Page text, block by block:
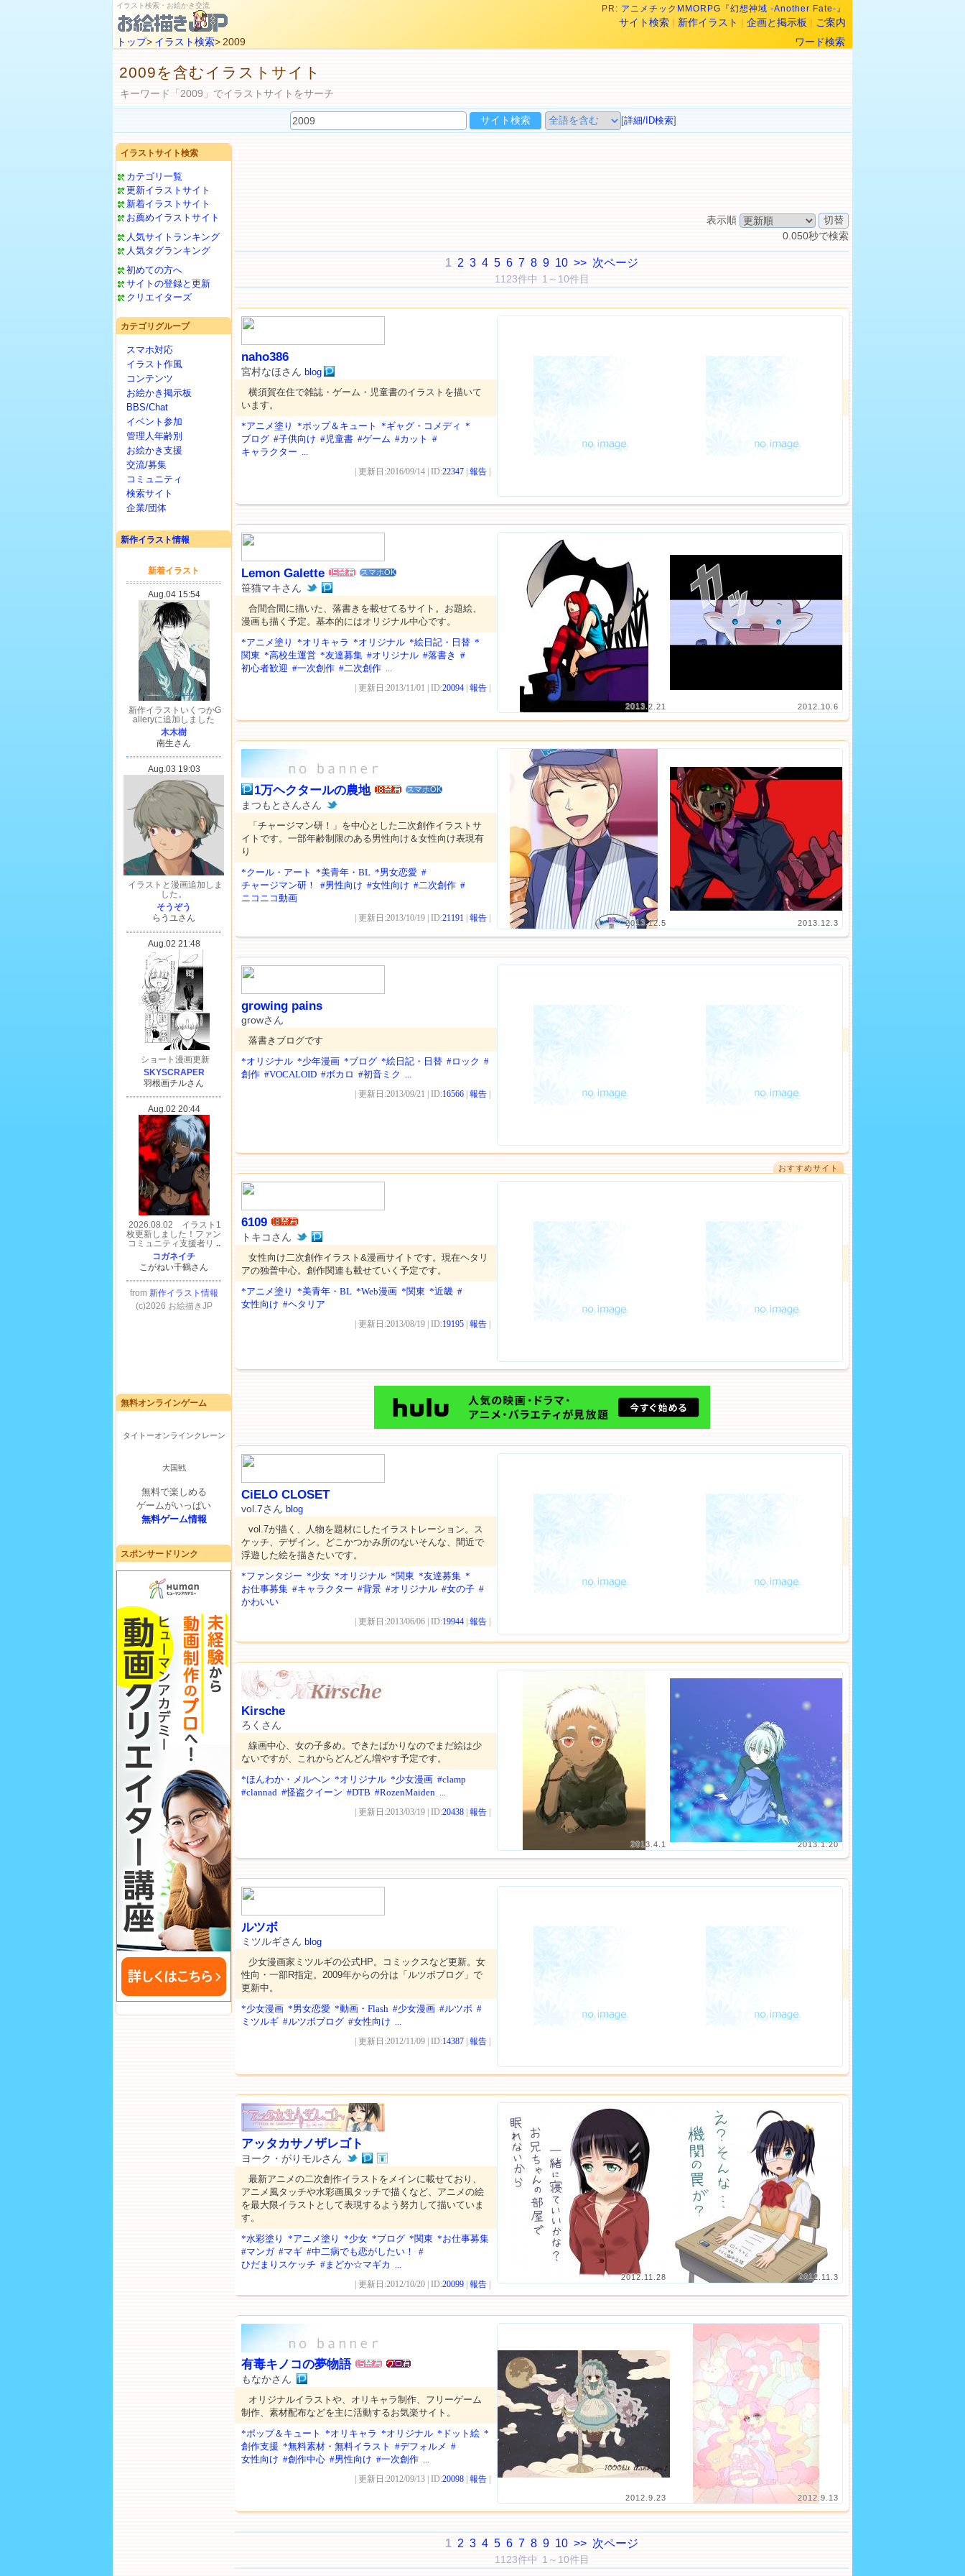
イラスト検索・お絵かき交流 PR: アニメチックMMORPG『幻想神域 -Another Fate-』
サイト検索 | 新作イラスト | 企画と掲示板 | ご案内
トップ> イラスト検索> 2009 ワード検索
2009を含むイラストサイト
キーワード「2009」でイラストサイトをサーチ
[詳細/ID検索]
イラストサイト検索
カテゴリ一覧
更新イラストサイト
新着イラストサイト
お薦めイラストサイト
人気サイトランキング
人気タグランキング
初めての方へ
サイトの登録と更新
クリエイターズ
カテゴリグループ
スマホ対応
イラスト作風
コンテンツ
お絵かき掲示板
BBS/Chat
イベント参加
管理人年齢別
お絵かき支援
交流/募集
コミュニティ
検索サイト
企業/団体
新作イラスト情報
無料オンラインゲーム
タイトーオンラインクレーン
大国戦
無料で楽しめる
ゲームがいっぱい
無料ゲーム情報
スポンサードリンク
表示順
0.050秒で検索
1 2 3 4 5 6 7 8 9 10 >> 次ページ
1123件中 1～10件目
naho386
宮村なほさん blog
横須賀在住で雑誌・ゲーム・児童書のイラストを描いて
います。
*アニメ塗り *ポップ＆キュート *ギャグ・コメディ *
ブログ #子供向け #児童書 #ゲーム #カット #
キャラクター ...
| 更新日:2016/09/14 | ID:22347 報告
2013.2.21 2012.10.6
Lemon Galette スマホOK
笹猫マキさん
合間合間に描いた、落書きを載せてるサイト。お題絵、
漫画も描く予定。基本的にはオリジナル中心です。
*アニメ塗り *オリキャラ *オリジナル *絵日記・日替 *
関東 *高校生運営 *友達募集 #オリジナル #落書き #
初心者歓迎 #一次創作 #二次創作 ...
| 更新日:2013/11/01 | ID:20094 報告
2013.12.5 2013.12.3
1万ヘクタールの農地 スマホOK
まつもとさんさん
「チャージマン研！」を中心とした二次創作イラストサ
イトです。一部年齢制限のある男性向け＆女性向け表現有
り
*クール・アート *美青年・BL *男女恋愛 #
チャージマン研！
#男性向け #女性向け #二次創作 #
ニコニコ動画
| 更新日:2013/10/19 | ID:21191 報告
growing pains
growさん
落書きブログです
*オリジナル *少年漫画 *ブログ *絵日記・日替 #ロック #
創作 #VOCALOID #ボカロ #初音ミク ...
| 更新日:2013/09/21 | ID:16566 報告
おすすめサイト
6109
トキコさん
女性向け二次創作イラスト&漫画サイトです。現在ヘタリ
アの独普中心。創作関連も載せていく予定です。
*アニメ塗り *美青年・BL *Web漫画 *関東 *近畿 #
女性向け #ヘタリア
| 更新日:2013/08/19 | ID:19195 報告
CiELO CLOSET
vol.7さん blog
vol.7が描く、人物を題材にしたイラストレーション。ス
ケッチ、デザイン。どこかつかみ所のないそんな、間近で
浮遊した絵を描きたいです。
*ファンタジー *少女 *オリジナル *関東 *友達募集 *
お仕事募集 #キャラクター #背景 #オリジナル #女の子 #
かわいい
| 更新日:2013/06/06 | ID:19944 報告
2013.4.1 2013.1.20
Kirsche
ろくさん
線画中心、女の子多め。できたばかりなのでまだ絵は少
ないですが、これからどんどん増やす予定です。
*ほんわか・メルヘン *オリジナル *少女漫画 #clamp
#clannad #怪盗クイーン #DTB #RozenMaiden ...
| 更新日:2013/03/19 | ID:20438 報告
ルツボ
ミツルギさん blog
少女漫画家ミツルギの公式HP。コミックスなど更新。女
性向・一部R指定。2009年からの分は「ルツボブログ」で
更新中。
*少女漫画 *男女恋愛 *動画・Flash #少女漫画 #ルツボ #
ミツルギ #ルツボブログ #女性向け ...
| 更新日:2012/11/09 | ID:14387 報告
2012.11.28 2012.11.3
アッタカサノザレゴト
ヨーク・がりモルさん
最新アニメの二次創作イラストをメインに載せており、
アニメ風タッチや水彩画風タッチで描くなど、アニメの絵
を最大限イラストとして表現するよう努力して描いていま
す。
*水彩塗り *アニメ塗り *少女 *ブログ *関東 *お仕事募集
#マンガ #マギ #中二病でも恋がしたい！
#
ひだまりスケッチ #まどか☆マギカ ...
| 更新日:2012/10/20 | ID:20099 報告
2012.9.23 2012.9.13
有毒キノコの夢物語
もなかさん
オリジナルイラストや、オリキャラ制作、フリーゲーム
制作、素材配布などを主に活動するお気楽サイト。
*ポップ＆キュート *オリキャラ *オリジナル *ドット絵 *
創作支援 *無料素材・無料イラスト #デフォルメ #
女性向け #創作中心 #男性向け #一次創作 ...
| 更新日:2012/09/13 | ID:20098 報告
1 2 3 4 5 6 7 8 9 10 >> 次ページ
1123件中 1～10件目